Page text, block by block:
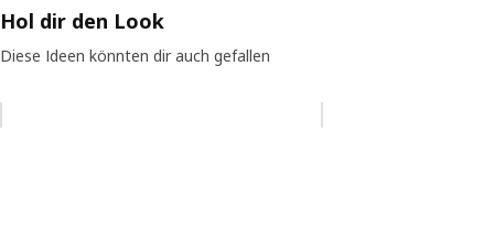
Hol dir den Look
Diese Ideen könnten dir auch gefallen